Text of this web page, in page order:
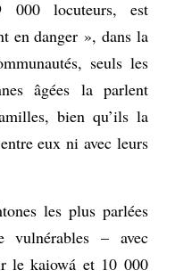
000 locuteurs, est
en danger », dans la
seuls les
âgées la parlent
bien qu’ils la
eux ni avec leurs
les plus parlées
vulnérables – avec
le kaiowá et 10 000